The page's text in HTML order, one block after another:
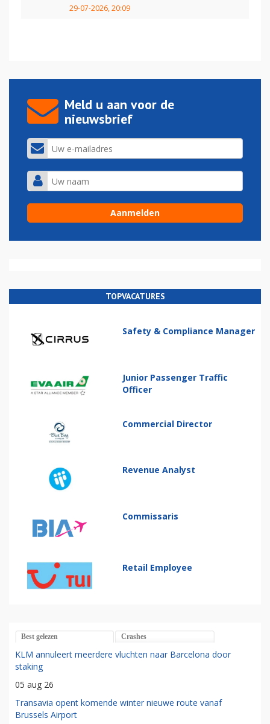
29-07-2026, 20:09
Meld u aan voor de
nieuwsbrief
TOPVACATURES
Safety & Compliance Manager
Junior Passenger Traffic
Officer
Commercial Director
Revenue Analyst
Commissaris
Retail Employee
Best gelezen Crashes
KLM annuleert meerdere vluchten naar Barcelona door
staking
05 aug 26
Transavia opent komende winter nieuwe route vanaf
Brussels Airport